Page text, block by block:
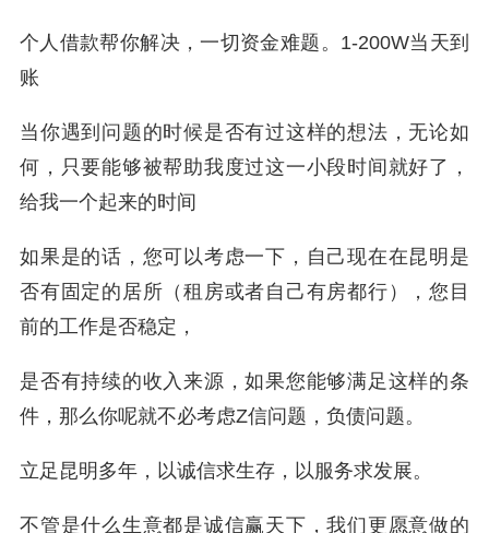
个人借款帮你解决，一切资金难题。1-200W当天到
账
当你遇到问题的时候是否有过这样的想法，无论如
何，只要能够被帮助我度过这一小段时间就好了，
给我一个起来的时间
如果是的话，您可以考虑一下，自己现在在昆明是
否有固定的居所（租房或者自己有房都行），您目
前的工作是否稳定，
是否有持续的收入来源，如果您能够满足这样的条
件，那么你呢就不必考虑Z信问题，负债问题。
立足昆明多年，以诚信求生存，以服务求发展。
不管是什么生意都是诚信赢天下，我们更愿意做的